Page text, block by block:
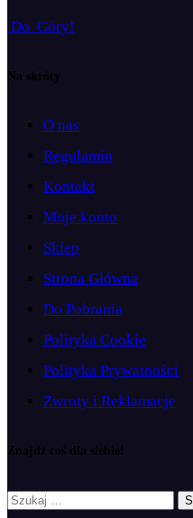
Do Góry!
Na skróty
O nas
Regulamin
Kontakt
Moje konto
Sklep
Strona Główna
Do Pobrania
Polityka Cookie
Polityka Prywatności
Zwroty i Reklamacje
Znajdź coś dla siebie!
Szukaj: